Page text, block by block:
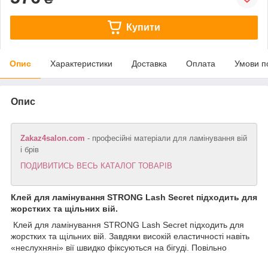
Купити
Опис Характеристики Доставка Оплата Умови
Опис
Zakaz4salon.com - професійні матеріали для ламінування вій
і брів
ПОДИВИТИСЬ ВЕСЬ КАТАЛОГ ТОВАРІВ
Клей для ламінування STRONG Lash Secret підходить для
жорстких та щільних вій.
Клей для ламінування STRONG Lash Secret підходить для
жорстких та щільних вій. Завдяки високій еластичності навіть
«неслухняні» вії швидко фіксуються на бігуді. Повільно